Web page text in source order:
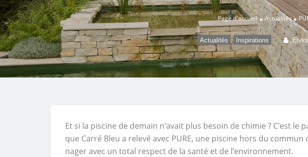
Page d'accueil Actualités
Actualités , Inspirations
Et si la piscine de demain n’avait plus besoin de chimie ? C’est le
que Carré Bleu a relevé avec PURE, une piscine hors du
nager avec un total respect de la santé et de l’environnement.